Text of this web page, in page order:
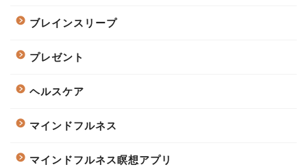
ブレインスリープ
プレゼント
ヘルスケア
マインドフルネス
マインドフルネス瞑想アプリ